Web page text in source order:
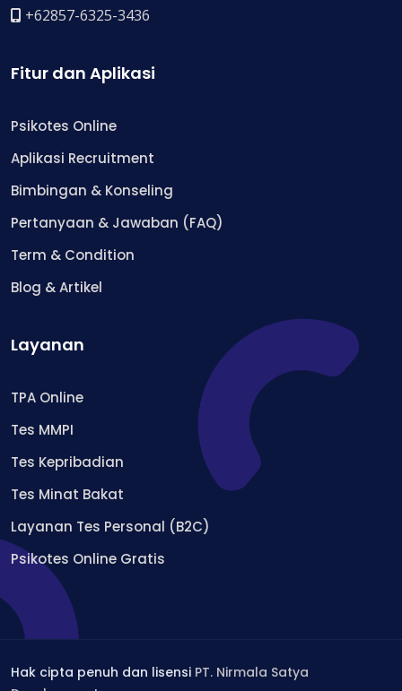
+62857-6325-3436
Fitur dan Aplikasi
Psikotes Online
Aplikasi Recruitment
Bimbingan & Konseling
Pertanyaan & Jawaban (FAQ)
Term & Condition
Blog & Artikel
Layanan
TPA Online
Tes MMPI
Tes Kepribadian
Tes Minat Bakat
Layanan Tes Personal (B2C)
Psikotes Online Gratis
Hak cipta penuh dan lisensi PT. Nirmala Satya